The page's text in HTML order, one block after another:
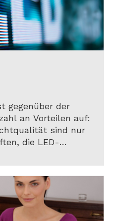
gegenüber der
an Vorteilen auf:
sind nur
die LED-